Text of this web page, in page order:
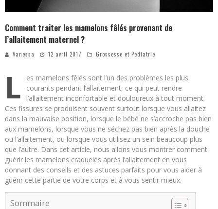
Comment traiter les mamelons fêlés provenant de
l’allaitement maternel ?
Vanessa 12 avril 2017 Grossesse et Pédiatrie
L
es mamelons fêlés sont l’un des problèmes les plus
courants pendant l’allaitement, ce qui peut rendre
l’allaitement inconfortable et douloureux à tout moment.
Ces fissures se produisent souvent surtout lorsque vous allaitez
dans la mauvaise position, lorsque le bébé ne s’accroche pas bien
aux mamelons, lorsque vous ne séchez pas bien après la douche
ou l’allaitement, ou lorsque vous utilisez un sein beaucoup plus
que l’autre. Dans cet article, nous allons vous montrer comment
guérir les mamelons craquelés après l’allaitement en vous
donnant des conseils et des astuces parfaits pour vous aider à
guérir cette partie de votre corps et à vous sentir mieux.
Sommaire